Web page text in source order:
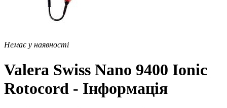
Немає у наявності
Valera Swiss Nano 9400 Ionic
Rotocord - Інформація